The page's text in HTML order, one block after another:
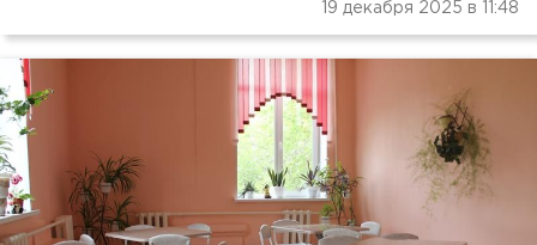
19 декабря 2025 в 11:48